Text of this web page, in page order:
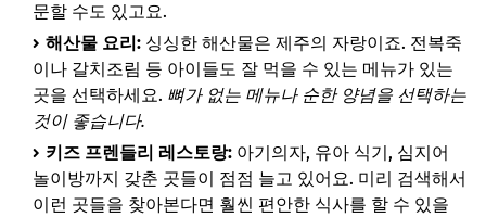
문할 수도 있고요.
해산물 요리: 싱싱한 해산물은 제주의 자랑이죠. 전복죽
이나 갈치조림 등 아이들도 잘 먹을 수 있는 메뉴가 있는
곳을 선택하세요. 뼈가 없는 메뉴나 순한 양념을 선택하는
것이 좋습니다.
키즈 프렌들리 레스토랑: 아기의자, 유아 식기, 심지어
놀이방까지 갖춘 곳들이 점점 늘고 있어요. 미리 검색해서
이런 곳들을 찾아본다면 훨씬 편안한 식사를 할 수 있을